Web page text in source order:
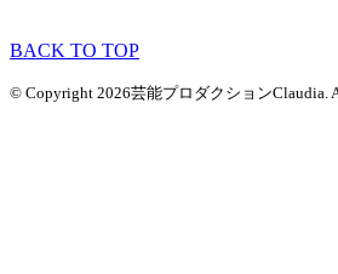
BACK TO TOP
© Copyright 2026芸能プロダクションClaudia.